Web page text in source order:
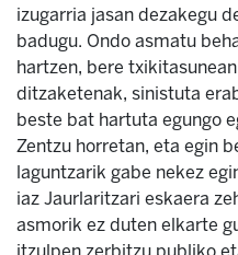
izugarria jasan dezakegu
badugu. Ondo asmatu
hartzen, bere
ditzaketenak, sinistuta
beste bat hartuta egungo
Zentzu horretan, eta egin
laguntzarik gabe nekez
iaz Jaurlaritzari eskaera
asmorik ez duten elkarte